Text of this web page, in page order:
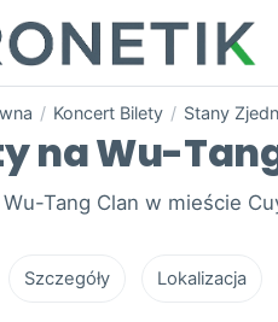
/ Koncert Bilety / Stany
na Wu-
Tang Clan w mieście
Szczegóły Lokalizacja